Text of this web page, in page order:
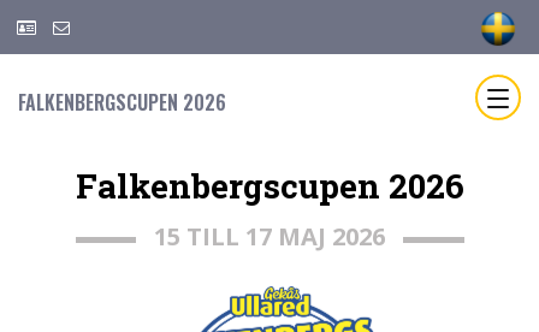
FALKENBERGSCUPEN 2026
Falkenbergscupen 2026
15 TILL 17 MAJ 2026